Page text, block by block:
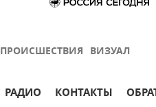
ПРОИСШЕСТВИЯ ВИЗУАЛ
РАДИО КОНТАКТЫ